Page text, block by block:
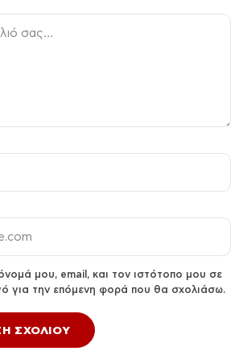
μου, email, και τον ιστότοπο μου σε
για την επόμενη φορά που θα σχολιάσω.